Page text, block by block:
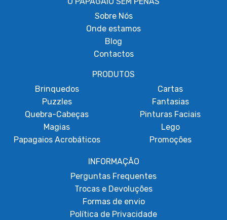
Sobre Nós
Onde estamos
Blog
Contactos
PRODUTOS
Brinquedos
Puzzles
Quebra-Cabeças
Magias
Papagaios Acrobáticos
Cartas
Fantasias
Pinturas Faciais
Lego
Promoções
INFORMAÇÃO
Perguntas Frequentes
Trocas e Devoluções
Formas de envio
Política de Privacidade